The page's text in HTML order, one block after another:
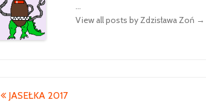
...
View all posts by Zdzisława Zoń →
Nawigacja
JASEŁKA 2017